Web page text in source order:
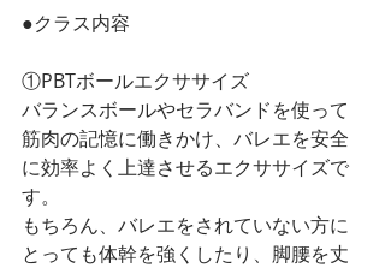
●クラス内容
①PBTボールエクササイズ
バランスボールやセラバンドを使って
筋肉の記憶に働きかけ、バレエを安全
に効率よく上達させるエクササイズで
す。
もちろん、バレエをされていない方に
とっても体幹を強くしたり、脚腰を丈